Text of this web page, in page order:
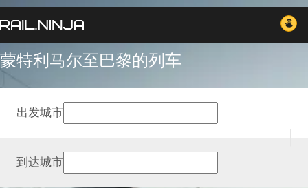
蒙特利马尔至巴黎的列车
出发城市
到达城市